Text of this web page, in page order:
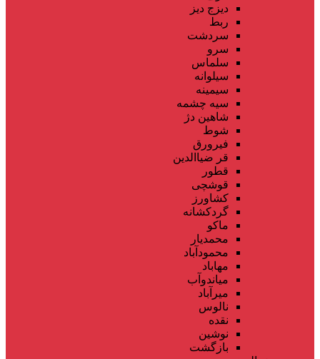
دیزج دیز
ربط
سردشت
سرو
سلماس
سیلوانه
سیمینه
سیه چشمه
شاهین دژ
شوط
فیرورق
قر ضیاالدین
قطور
قوشچی
کشاورز
گردکشانه
ماکو
محمدیار
محمودآباد
مهاباد
میاندوآب
میرآباد
نالوس
نقده
نوشین
بازگشت